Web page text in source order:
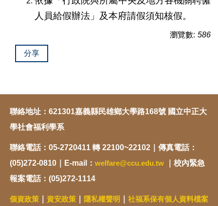
人員給假辦法」及本府請假須知核假。
瀏覽數: 586
分享
聯絡地址：621301嘉義縣民雄鄉大學路168號 國立中正大
學社會福利學系
聯絡電話：05-2720411 轉 22100~22102｜傳真電話：
(05)272-0810｜E-mail： welfare@ccu.edu.tw ｜校內緊急
報案電話：(05)272-1114
個資政策 資安政策 隱私權聲明 社福系保有個人資料檔案